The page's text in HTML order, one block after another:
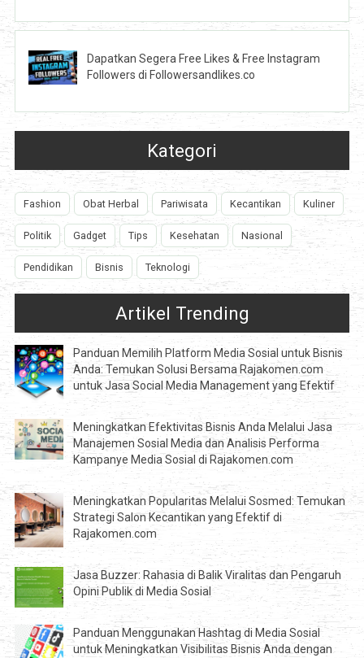
Dapatkan Segera Free Likes & Free Instagram
Followers di Followersandlikes.co
Kategori
Fashion Obat Herbal Pariwisata Kecantikan Kuliner
Politik Gadget Tips Kesehatan Nasional
Pendidikan Bisnis Teknologi
Artikel Trending
Panduan Memilih Platform Media Sosial untuk Bisnis
Anda: Temukan Solusi Bersama Rajakomen.com
untuk Jasa Social Media Management yang Efektif
Meningkatkan Efektivitas Bisnis Anda Melalui Jasa
Manajemen Sosial Media dan Analisis Performa
Kampanye Media Sosial di Rajakomen.com
Meningkatkan Popularitas Melalui Sosmed: Temukan
Strategi Salon Kecantikan yang Efektif di
Rajakomen.com
Jasa Buzzer: Rahasia di Balik Viralitas dan Pengaruh
Opini Publik di Media Sosial
Panduan Menggunakan Hashtag di Media Sosial
untuk Meningkatkan Visibilitas Bisnis Anda dengan